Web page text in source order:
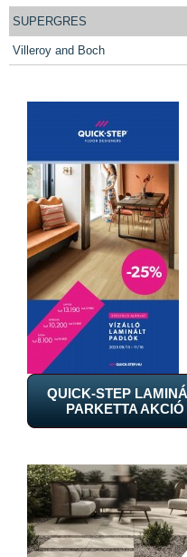
SUPERGRES
Villeroy and Boch
QUICK-STEP
PARKETTA AKCIÓ